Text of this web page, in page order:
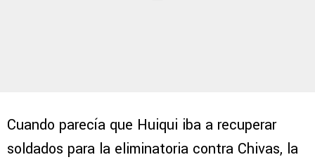
Cuando parecía que Huiqui iba a recuperar
soldados para la eliminatoria contra Chivas, la